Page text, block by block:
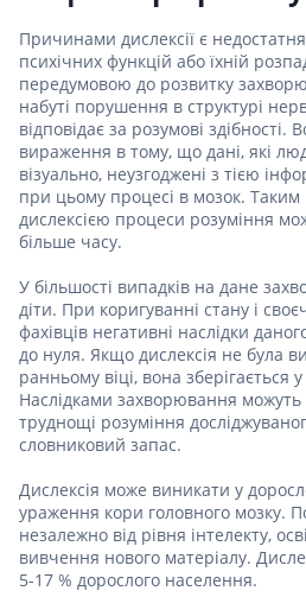
Причинами дислексії є
психічних функцій або їхній
передумовою до розвитку
набуті порушення в структурі
відповідає за розумові здібності.
вираження в тому, що дані, які
візуально, неузгоджені з тією
при цьому процесі в мозок.
дислексією процеси розуміння
більше часу.
У більшості випадків на дане
діти. При коригуванні стану і
фахівців негативні наслідки
до нуля. Якщо дислексія не була
ранньому віці, вона зберігається
Наслідками захворювання можуть
труднощі розуміння
словниковий запас.
Дислексія може виникати у
ураження кори головного мозку.
незалежно від рівня інтелекту,
вивчення нового матеріалу.
5-17 % дорослого населення.